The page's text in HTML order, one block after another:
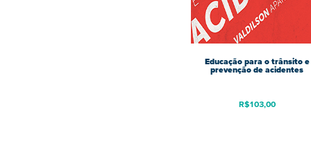
Educação para o trânsito e
prevenção de acidentes
R$103,00